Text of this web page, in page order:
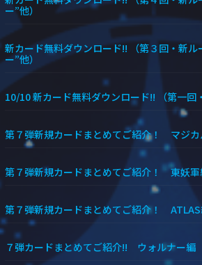
ー”他）
新カード無料ダウンロード!! （第３回・新ル
ー”他）
10/10 新カード無料ダウンロード!! （第一回
第７弾新規カードまとめてご紹介！ マジカ
第７弾新規カードまとめてご紹介！ 東妖軍
第７弾新規カードまとめてご紹介！
７弾カードまとめてご紹介!! ウォルナー編